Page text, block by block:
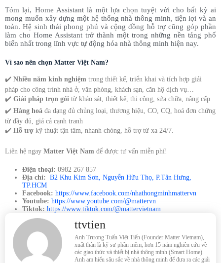
Tóm lại, Home Assistant là một lựa chọn tuyệt vời cho bất kỳ ai
mong muốn xây dựng một hệ thống nhà thông minh, tiện lợi và an
toàn. Hệ sinh thái phong phú và cộng đồng hỗ trợ cũng góp phần
làm cho Home Assistant trở thành một trong những nền tảng phổ
biến nhất trong lĩnh vực tự động hóa nhà thông minh hiện nay.
Vì sao nên chọn Matter Việt Nam?
✔️ Nhiều năm kinh nghiệm trong thiết kế, triển khai và tích hợp giải
pháp cho công trình nhà ở, văn phòng, khách sạn, căn hộ dịch vụ…
✔️ Giải pháp trọn gói từ khảo sát, thiết kế, thi công, sửa chữa, nâng cấp
✔️ Hàng hoá đa dạng đủ chủng loại, thương hiệu, CO, CQ, hoá đơn chứng
từ đầy đủ, giá cả cạnh tranh
✔️ Hỗ trợ kỹ thuật tận tâm, nhanh chóng, hỗ trợ từ xa 24/7.
Liên hệ ngay Matter Việt Nam để được tư vấn miễn phí!
Điện thoại: 0982 267 857
Địa chỉ: B2 Khu Kim Sơn, Nguyễn Hữu Thọ, P.Tân Hưng,
TP.HCM
Facebook: https://www.facebook.com/nhathongminhmattervn
Youtube: https://www.youtube.com/@mattervn
Tiktok: https://www.tiktok.com/@mattervietnam
ttvtien
Anh Trương Tuấn Việt Tiến (Founder Matter Vietnam),
xuất thân là kỹ sư phần mềm, hơn 15 năm nghiên cứu về
các giao thức và thiết bị nhà thông minh (Smart Home).
Anh am hiểu sâu sắc về nhà thông minh để đưa ra các giải